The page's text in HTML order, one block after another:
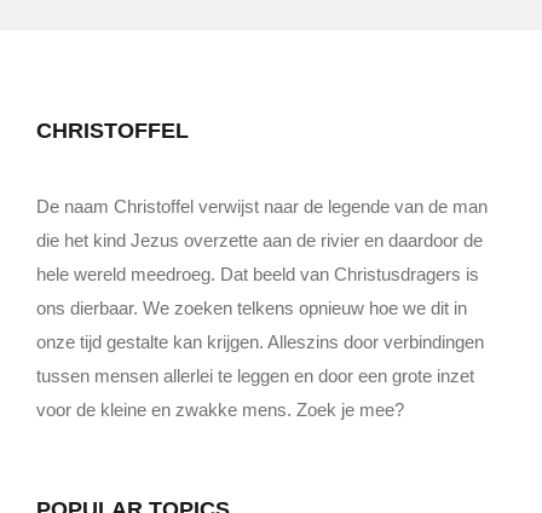
CHRISTOFFEL
De naam Christoffel verwijst naar de legende van de man
die het kind Jezus overzette aan de rivier en daardoor de
hele wereld meedroeg. Dat beeld van Christusdragers is
ons dierbaar. We zoeken telkens opnieuw hoe we dit in
onze tijd gestalte kan krijgen. Alleszins door verbindingen
tussen mensen allerlei te leggen en door een grote inzet
voor de kleine en zwakke mens. Zoek je mee?